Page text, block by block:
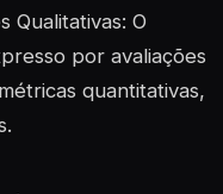
Qualitativas: O
por avaliações
quantitativas,